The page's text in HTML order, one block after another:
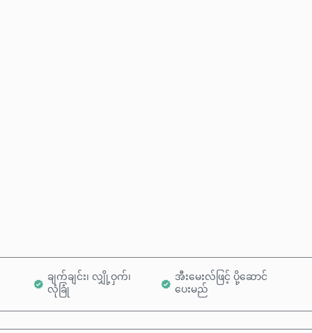
ချက်ချင်း၊ လျှို့ဝှက်၊
လုံခြုံ
အီးမေးလ်ဖြင့် ပို့ဆောင်
ပေးမည်